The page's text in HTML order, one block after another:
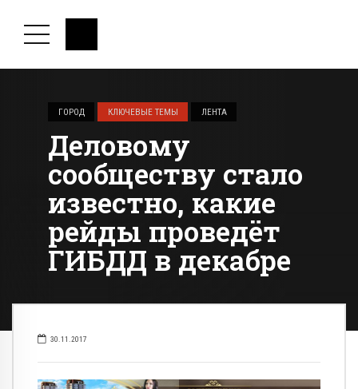
ГОРОД КЛЮЧЕВЫЕ ТЕМЫ ЛЕНТА
Деловому
сообществу стало
известно, какие
рейды проведёт
ГИБДД в декабре
30.11.2017